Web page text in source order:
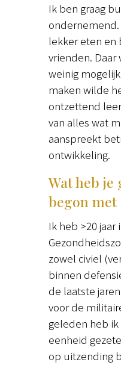
Ik ben graag
ondernemend.
lekker eten en
vrienden. Daar
weinig
maken wilde
ontzettend
van alles wat
aanspreekt
ontwikkeling.
Wat heb je
begon met
Ik heb >20 jaar
zowel civiel
binnen
de laatste
voor de
geleden heb
eenheid
op uitzending